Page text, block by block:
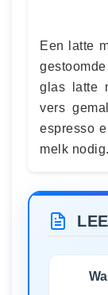
Een latte
glas latte
vers
espresso
melk nodig.